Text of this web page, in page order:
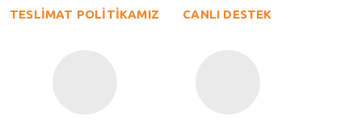
TESLİMAT POLİTİKAMIZ CANLI DESTEK